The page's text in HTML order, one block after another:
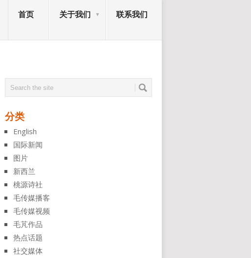
首页 关于我们 联系我们
分类
English
国际新闻
图片
新西兰
桃源诗社
毛传媒播客
毛传媒视频
毛芃作品
热点话题
社交媒体